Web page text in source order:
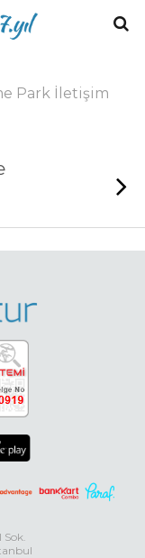
Park İletişim